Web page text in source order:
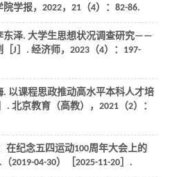
院学报， 2022， 21（4）：82-86.
东泽. 大学生思想状况调查研究——
［J］. 经济师， 2023（4）：197-
. 以课程思政推动高水平本科人才培
. 北京教育（高教） ， 2021（2）：
在纪念五四运动100周年大会上的
2019-04-30）［2025-11-20］.